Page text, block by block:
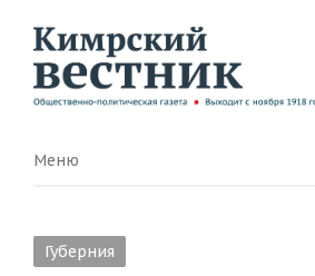
Menu
Меню
Губерния